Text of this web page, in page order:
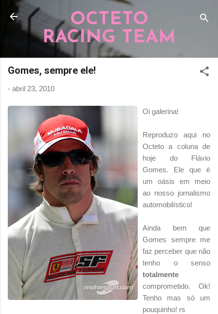
Pular para o conteúdo principal
OCTETO
RACING TEAM
Gomes, sempre ele!
- abril 23, 2010
Oi galerina!
Reproduzo aqui no
Octeto a coluna de
hoje do Flávio
Gomes. Ele que é
um oásis em meio
ao nosso jornalismo
automobilístico!
Ainda bem que
Gomes sempre me
faz perceber que não
tenho o senso
totalmente
comprometido. Ok!
Tenho mas só um
pouquinho! rs